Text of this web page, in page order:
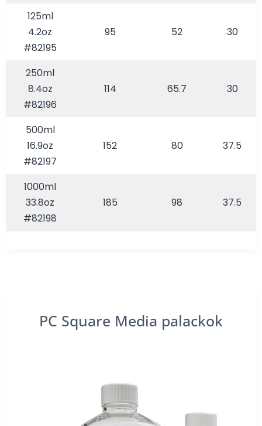
125ml
4.2oz
#82195
95 52 30
250ml
8.4oz
#82196
114 65.7 30
500ml
16.9oz
#82197
152 80 37.5
1000ml
33.8oz
#82198
185 98 37.5
PC Square Media palackok